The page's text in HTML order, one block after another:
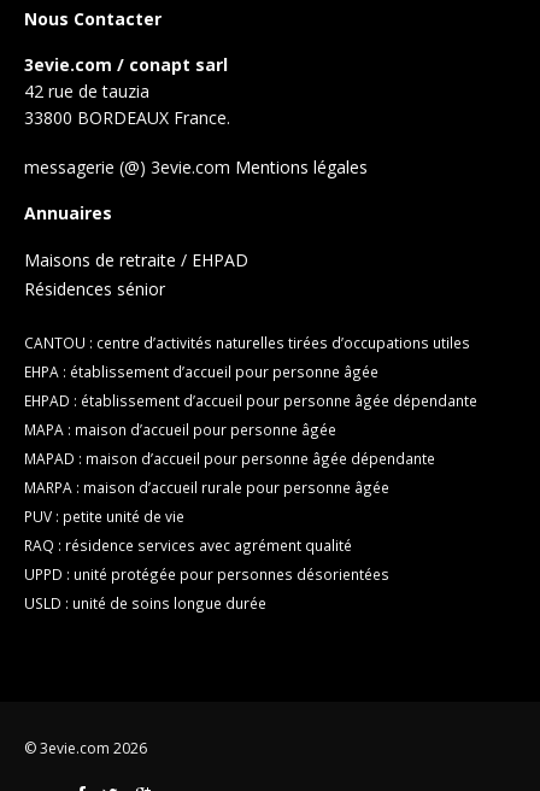
Nous Contacter
3evie.com / conapt sarl
42 rue de tauzia
33800 BORDEAUX France.
messagerie (@) 3evie.com Mentions légales
Annuaires
Maisons de retraite / EHPAD
Résidences sénior
CANTOU : centre d’activités naturelles tirées d’occupations utiles
EHPA : établissement d’accueil pour personne âgée
EHPAD : établissement d’accueil pour personne âgée dépendante
MAPA : maison d’accueil pour personne âgée
MAPAD : maison d’accueil pour personne âgée dépendante
MARPA : maison d’accueil rurale pour personne âgée
PUV : petite unité de vie
RAQ : résidence services avec agrément qualité
UPPD : unité protégée pour personnes désorientées
USLD : unité de soins longue durée
© 3evie.com 2026